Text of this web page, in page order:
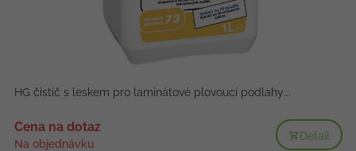
HG čistič s leskem pro laminátové plovoucí podlahy...
Cena na dotaz
Na objednávku
Detail